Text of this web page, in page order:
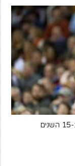
קבלו את הפלופים הכי גדולים בכל דראפט ב-15 השנים